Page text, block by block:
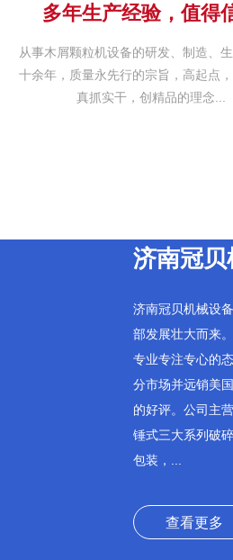
多年生产经验，值得
从事木屑颗粒机设备的研发、制造、
十余年，质量永先行的宗旨，高起点，
真抓实干，创精品的理念...
济南冠贝
济南冠贝机械设
部发展壮大而来
专业专注专心的
分市场并远销美
的好评。公司主
锤式三大系列破
包装，...
查看更多